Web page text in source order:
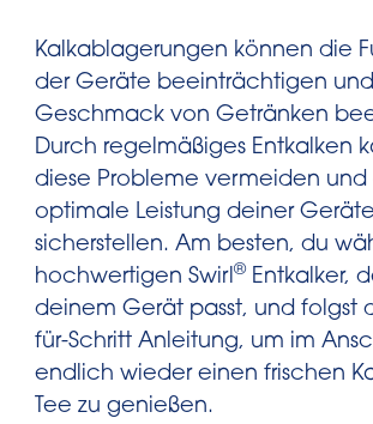
Kalkablagerungen können die
der Geräte beeinträchtigen
Geschmack von Getränken
Durch regelmäßiges Entkalken
diese Probleme vermeiden und
optimale Leistung deiner Geräte
sicherstellen. Am besten, du
hochwertigen Swirl® Entkalker,
deinem Gerät passt, und folgst
für-Schritt Anleitung, um im
endlich wieder einen frischen
Tee zu genießen.